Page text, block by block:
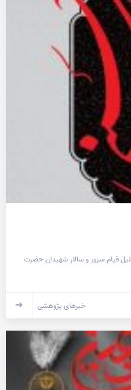
قیام سرور و سالار شهیدان حضرت
خبرهای پژوهشی